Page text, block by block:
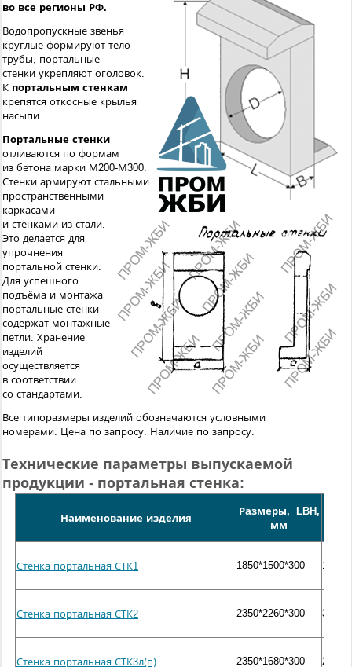
во все регионы РФ.
Водопропускные звенья
круглые формируют тело
трубы, портальные
стенки укрепляют оголовок.
К портальным стенкам
крепятся откосные крылья
насыпи.
Портальные стенки
отливаются по формам
из бетона марки М200-М300.
Стенки армируют стальными
пространственными
каркасами
и стенками из стали.
Это делается для
упрочнения
портальной стенки.
Для успешного
подъёма и монтажа
портальные стенки
содержат монтажные
петли. Хранение
изделий
осуществляется
в соответствии
со стандартами.
Все типоразмеры изделий обозначаются условными
номерами. Цена по запросу. Наличие по запросу.
Технические параметры выпускаемой
продукции - портальная стенка:
Наименование изделия
Размеры, LBH,
мм
Стенка портальная СТК1 1850*1500*300 1600
Стенка портальная СТК2 2350*2260*300 3100
Стенка портальная СТК3л(п) 2350*1680*300 2300